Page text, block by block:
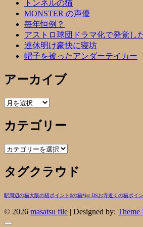
トンネルの猫
MONSTER の声優
毎年恒例？
アストロ球団ドラマ化で発覚し
連休明け豪快に寝坊
帽子を被ったアンダーテイカー
アーカイブ
ア
カ
イ
ブ
カテゴリー
カ
ゴ
リ
タグクラウド
駅周辺の猫大阪の猫ポイント0の猫*ist DSお寺近くの猫ポイ
© 2026 masatsu file | Designed by: Theme